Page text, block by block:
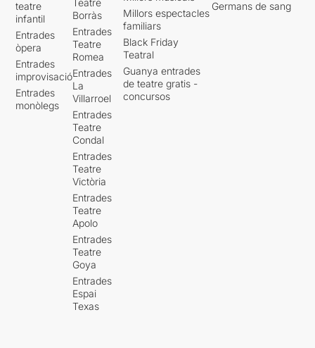
teatre
infantil
Entrades
òpera
Entrades
improvisació
Entrades
monòlegs
Teatre
Borràs
Entrades
Teatre
Romea
Entrades
La
Villarroel
Entrades
Teatre
Condal
Entrades
Teatre
Victòria
Entrades
Teatre
Apolo
Entrades
Teatre
Goya
Entrades
Espai
Texas
Millors espectacles
familiars
Black Friday
Teatral
Guanya entrades
de teatre gratis -
concursos
Germans de sang